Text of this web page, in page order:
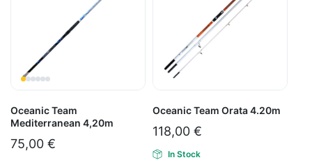
Oceanic Team
Mediterranean 4,20m
75,00 €
Oceanic Team Orata 4.20m
118,00 €
In Stock